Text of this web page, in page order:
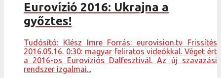
Eurovízió 2016: Ukrajna a
győztes!
Tudósító: Klész Imre Forrás: eurovision.tv Frissítés
2016.05.16. 0:30: magyar feliratos videókkal. Véget ért
a 2016-os Eurovíziós Dalfesztivál. Az új szavazási
rendszer izgalmai...